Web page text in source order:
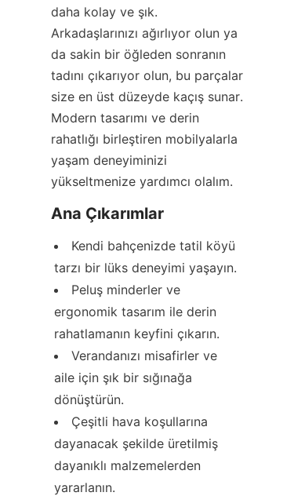
daha kolay ve şık.
Arkadaşlarınızı ağırlıyor olun ya
da sakin bir öğleden sonranın
tadını çıkarıyor olun, bu parçalar
size en üst düzeyde kaçış sunar.
Modern tasarımı ve derin
rahatlığı birleştiren mobilyalarla
yaşam deneyiminizi
yükseltmenize yardımcı olalım.
Ana Çıkarımlar
Kendi bahçenizde tatil köyü
tarzı bir lüks deneyimi yaşayın.
Peluş minderler ve
ergonomik tasarım ile derin
rahatlamanın keyfini çıkarın.
Verandanızı misafirler ve
aile için şık bir sığınağa
dönüştürün.
Çeşitli hava koşullarına
dayanacak şekilde üretilmiş
dayanıklı malzemelerden
yararlanın.